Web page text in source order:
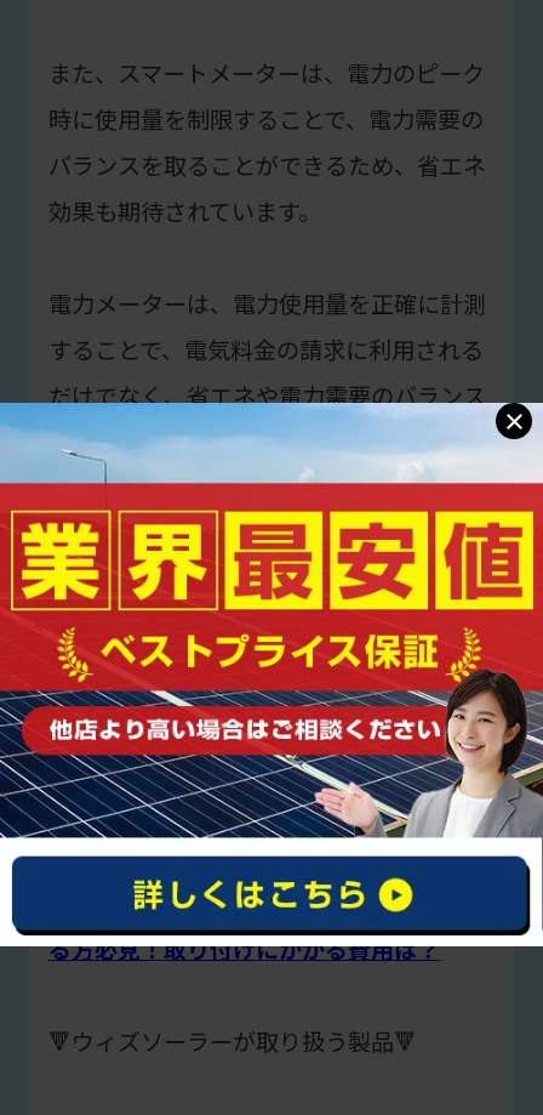
また、スマートメーターは、電力のピーク
時に使用量を制限することで、電力需要の
バランスを取ることができるため、省エネ
効果も期待されています。
電力メーターは、電力使用量を正確に計測
することで、電気料金の請求に利用される
だけでなく、省エネや電力需要のバランス
調整にも役立つ重要な装置です。
🔻合わせて読みたい関連ブログ記事🔻
>>エコキュートのシュミレーションで電気
代はどれぐらい安くなるのかを検証解説
>>2023年の太陽光売電の価格や平均売電
収入は？｜確定申告が必要？
>>太陽光パネルの設置（後付け）を考えて
る方必見！取り付けにかかる費用は？
🔻ウィズソーラーが取り扱う製品🔻
×